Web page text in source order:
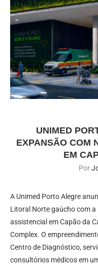
UNIMED
EXPANSÃO COM
EM
Por
A Unimed Porto Alegre
Litoral Norte gaúcho com
assistencial em Capão da
Complex. O
Centro de Diagnóstico,
consultórios médicos em